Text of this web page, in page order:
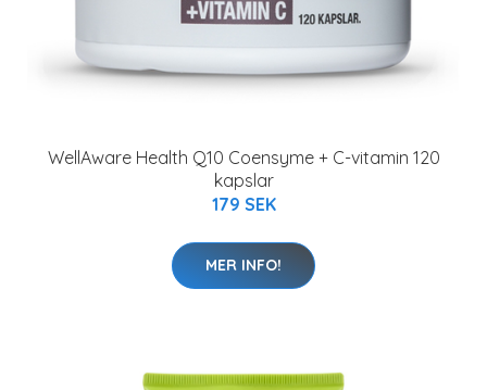
WellAware Health Q10 Coensyme + C-vitamin 120
kapslar
179 SEK
MER INFO!